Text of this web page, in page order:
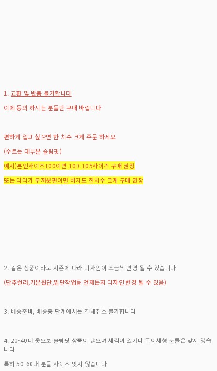
1.교환 및 반품 불가합니다
이에 동의 하시는 분들만 구매 바랍니다
편하게 입고 싶으면 한 치수 크게 주문 하세요
(수트는 대부분 슬림핏)
예시)본인사이즈100이면 100-105사이즈 구매 권장
또는 다리가 두꺼운편이면 바지도 한치수 크게 구매 권장
2. 같은 상품이라도 시즌에 따라 디자인이 조금씩 변경 될 수 있습니다
(단추컬러,기본원단,밑단작업등 언제든지 디자인 변경 될 수 있음)
3. 배송준비, 배송중 단계에서는 결체취소 불가합니다
4. 20-40대 옷으로 슬림핏 상품이 많으며 체격이 있거나 특이체형 분들은 맞지 않습
니다
특히 50-60대 분들 사이즈 맞지 않습니다